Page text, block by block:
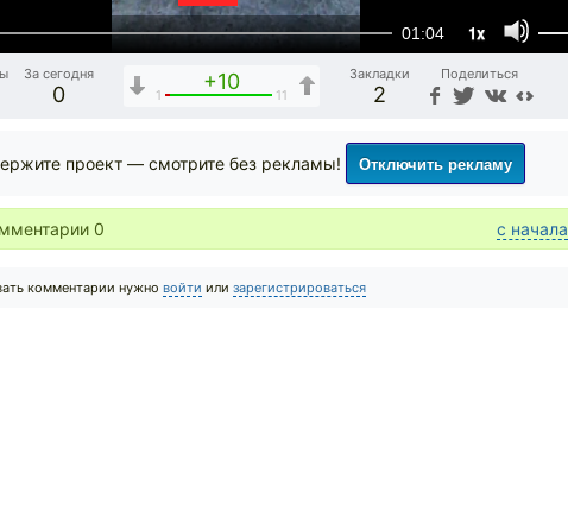
01:04 1x
За сегодня
0
+10
1 11
Закладки
2
Поделиться
проект — смотрите без рекламы! Отключить рекламу
0 с начала
комментарии нужно войти или зарегистрироваться